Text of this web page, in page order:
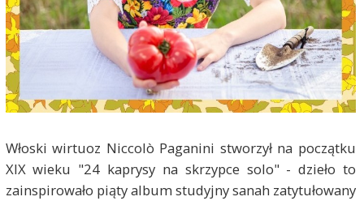
Włoski wirtuoz Niccolò Paganini stworzył na początku
XIX wieku "24 kaprysy na skrzypce solo" - dzieło to
zainspirowało piąty album studyjny sanah zatytułowany